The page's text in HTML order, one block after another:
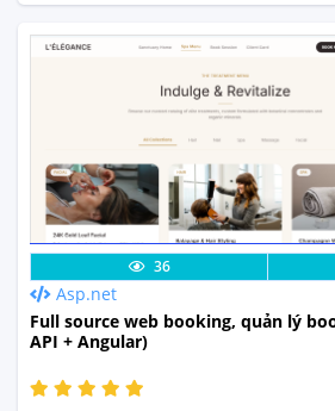
Lưu code
36
Asp.net
Full source web booking, quản lý
API + Angular)